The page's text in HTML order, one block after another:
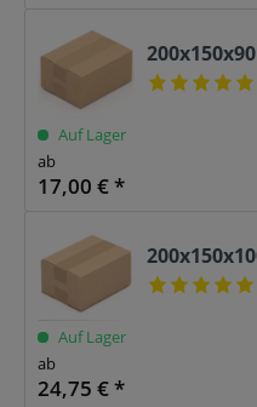
Auf Lager
ab
17,00 € *
Auf Lager
ab
24,75 € *